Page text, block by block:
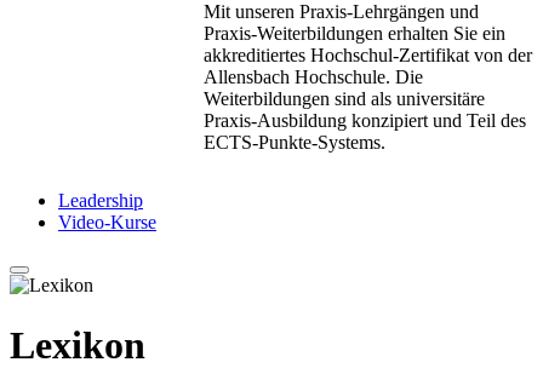
Mit unseren Praxis-Lehrgängen und
Praxis-Weiterbildungen erhalten Sie ein
akkreditiertes Hochschul-Zertifikat von der
Allensbach Hochschule. Die
Weiterbildungen sind als universitäre
Praxis-Ausbildung konzipiert und Teil des
ECTS-Punkte-Systems.
Leadership
Video-Kurse
Lexikon